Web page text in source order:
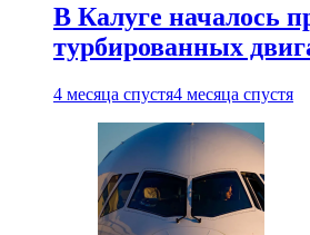
В Калуге началось
турбированных
4 месяца спустя4 месяца спустя